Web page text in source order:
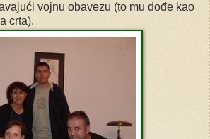
vojnu obavezu (to mu dođe kao
crta).